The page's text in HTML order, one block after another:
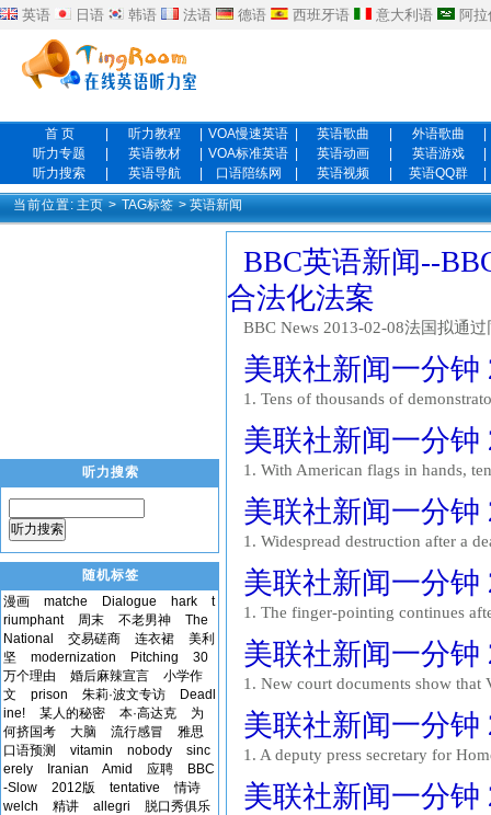
英语 日语 韩语 法语 德语 西班牙语 意大利语 阿
首 页 听力教程 VOA慢速英语 英语歌曲 外语歌曲
听力专题
英语教材 VOA标准英语 英语动画 英语游戏
听力搜索
英语导航 口语陪练网 英语视频 英语QQ群
当前位置: 主页 > TAG标签 > 英语新闻
BBC英语新闻--
合法化法案
BBC News 2013-02-08法国拟通
terrorism in Mali has been fo...
美联社新闻一分钟
1. Tens of thousands of
美联社新闻一分钟
1. With American flags in hands,
美联社新闻一分钟
1. Widespread destruction after a
美联社新闻一分钟
1. The finger-pointing continues
美联社新闻一分钟
1. New court documents show that
美联社新闻一分钟
1. A deputy press secretary for
美联社新闻一分钟
听力搜索
听力搜索
随机标签
漫画
matche Dialogue hark
t
riumphant
周末 不老男神
The
National
交易磋商 连衣裙
美利
坚
modernization Pitching
30
万个理由
婚后麻辣宣言
小学作
文
prison 朱莉·波文专访
Deadl
ine!
某人的秘密 本·高达克
为
何挤国考
大脑 流行感冒
雅思
口语预测
vitamin nobody
sinc
erely
Iranian Amid 应聘
BBC
-Slow
2012版 tentative
情诗
welch
精讲 allegri
脱口秀俱乐